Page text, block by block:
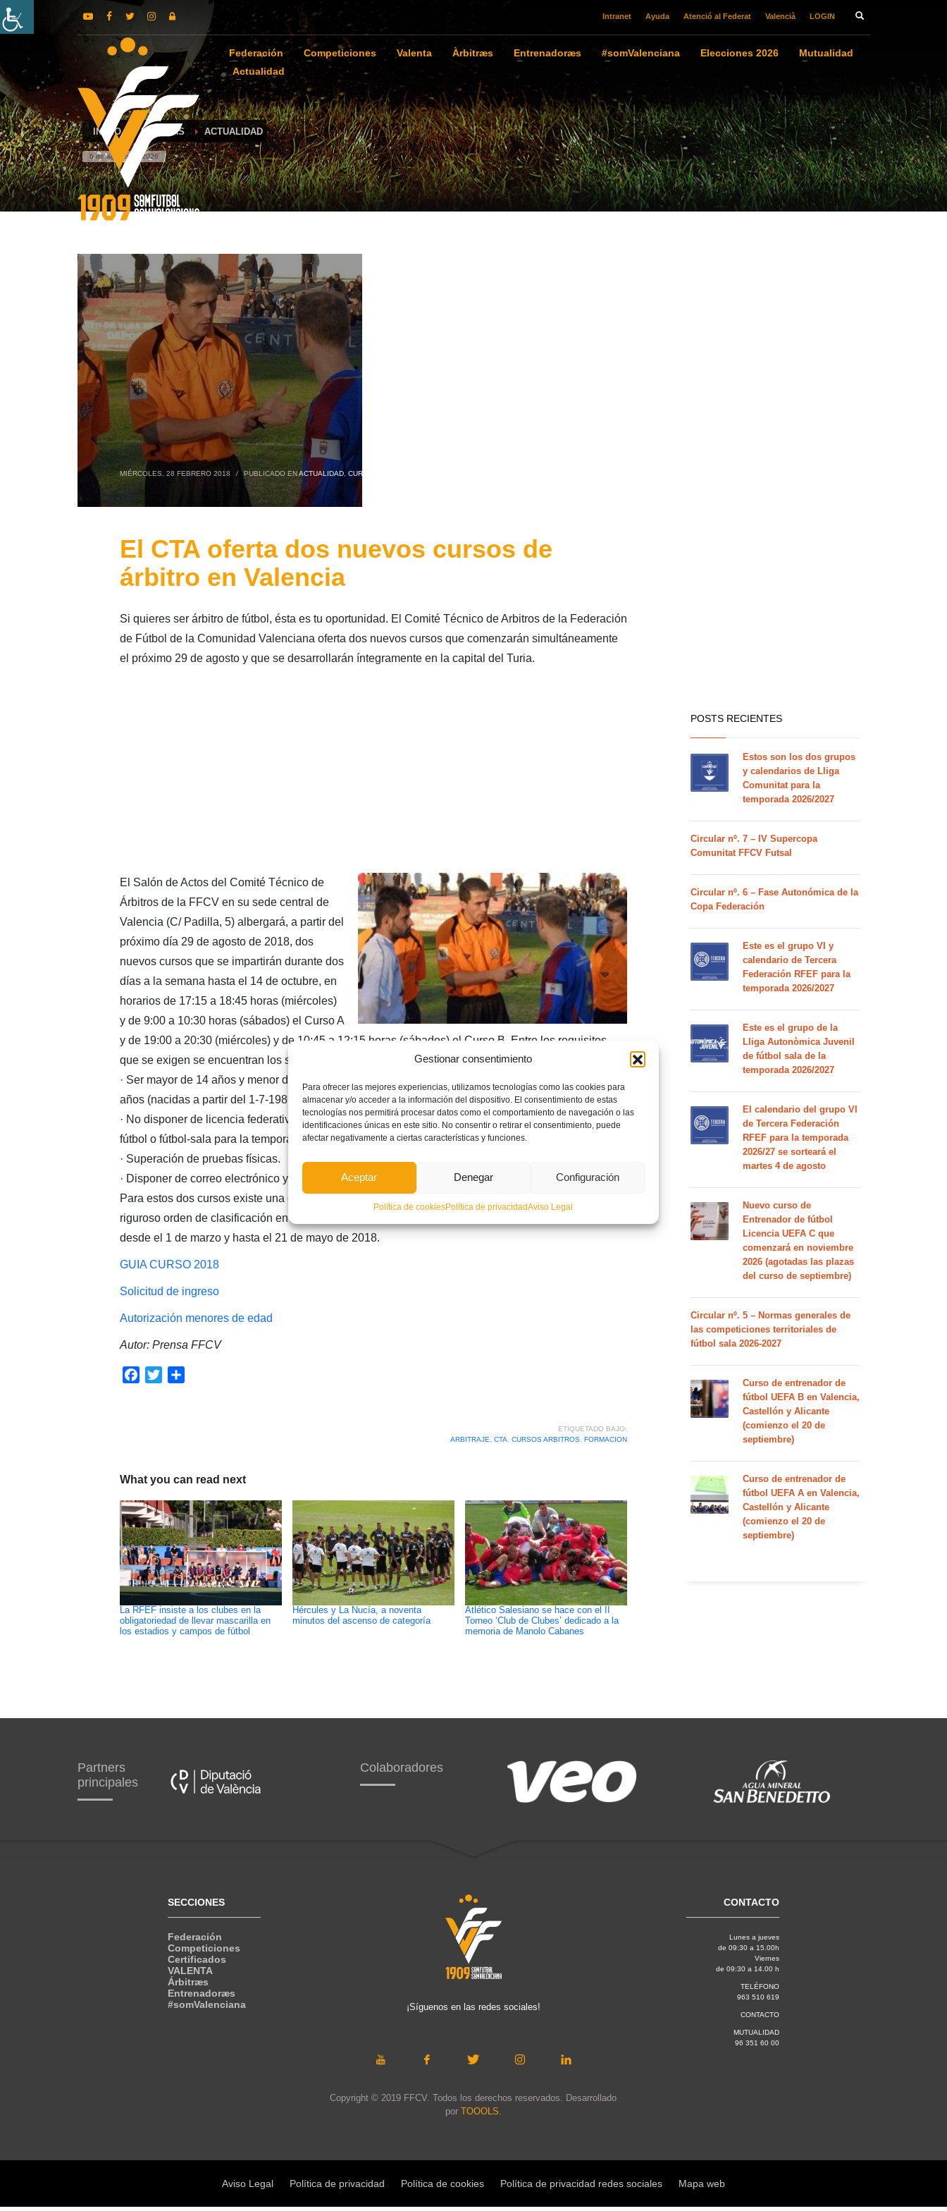
Gestionar consentimiento
Para ofrecer las mejores experiencias, utilizamos tecnologías como las cookies para
almacenar y/o acceder a la información del dispositivo. El consentimiento de estas
tecnologías nos permitirá procesar datos como el comportamiento de navegación o las
identificaciones únicas en este sitio. No consentir o retirar el consentimiento, puede
afectar negativamente a ciertas características y funciones.
Aceptar Denegar Configuración
Política de cookiesPolítica de privacidadAviso Legal
Intranet Ayuda Atenció al Federat Valencià LOGIN
Federación Competiciones Valenta Àrbitræs Entrenadoræs #somValenciana Elecciones 2026
Mutualidad
Actualidad
INICIO NOTICIAS ACTUALIDAD
6 de agosto de 2026
MIÉRCOLES, 28 FEBRERO 2018 / PUBLICADO ENACTUALIDAD, CURSOS
El CTA oferta dos nuevos cursos de
árbitro en Valencia
Si quieres ser árbitro de fútbol, ésta es tu oportunidad. El Comité Técnico de Arbitros de la Federación
de Fútbol de la Comunidad Valenciana oferta dos nuevos cursos que comenzarán simultáneamente
el próximo 29 de agosto y que se desarrollarán íntegramente en la capital del Turia.
El Salón de Actos del Comité Técnico de
Árbitros de la FFCV en su sede central de
Valencia (C/ Padilla, 5) albergará, a partir del
próximo día 29 de agosto de 2018, dos
nuevos cursos que se impartirán durante dos
días a la semana hasta el 14 de octubre, en
horarios de 17:15 a 18:45 horas (miércoles)
y de 9:00 a 10:30 horas (sábados) el Curso A
y de 19:00 a 20:30 (miércoles) y de 10:45 a 12:15 horas (sábados) el Curso B. Entre los requisitos
que se exigen se encuentran los siguientes:
· Ser mayor de 14 años y menor de 27 (nacidos a partir del 1-7-1991); para mujeres, ser menor de 29
años (nacidas a partir del 1-7-1989).
· No disponer de licencia federativa (jugador, monitor, entrenador, delegado, etc.) en ningún equipo de
fútbol o fútbol-sala para la temporada 2018-19.
· Superación de pruebas físicas.
· Disponer de correo electrónico y de acceso a internet.
Para estos dos cursos existe una oferta total de 100 plazas, 50 para cada curso, que se asignarán por
riguroso orden de clasificación en las pruebas físicas, siendo el plazo de presentación de solicitudes
desde el 1 de marzo y hasta el 21 de mayo de 2018.
GUIA CURSO 2018
Solicitud de ingreso
Autorización menores de edad
Autor: Prensa FFCV
Facebook
Twitter
ETIQUETADO BAJO:
ARBITRAJE
CTA CURSOS ARBITROS, FORMACION
What you can read next
La RFEF insiste a los clubes en la
obligatoriedad de llevar mascarilla en
los estadios y campos de fútbol
Hércules y La Nucía, a noventa
minutos del ascenso de categoría
Atlético Salesiano se hace con el II
Torneo ‘Club de Clubes’ dedicado a la
memoria de Manolo Cabanes
POSTS RECIENTES
Estos son los dos grupos
y calendarios de Lliga
Comunitat para la
temporada 2026/2027
Circular nº. 7 – IV Supercopa
Comunitat FFCV Futsal
Circular nº. 6 – Fase Autonómica de la
Copa Federación
Este es el grupo VI y
calendario de Tercera
Federación RFEF para la
temporada 2026/2027
Este es el grupo de la
Lliga Autonòmica Juvenil
de fútbol sala de la
temporada 2026/2027
El calendario del grupo VI
de Tercera Federación
RFEF para la temporada
2026/27 se sorteará el
martes 4 de agosto
Nuevo curso de
Entrenador de fútbol
Licencia UEFA C que
comenzará en noviembre
2026 (agotadas las plazas
del curso de septiembre)
Circular nº. 5 – Normas generales de
las competiciones territoriales de
fútbol sala 2026-2027
Curso de entrenador de
fútbol UEFA B en Valencia,
Castellón y Alicante
(comienzo el 20 de
septiembre)
Curso de entrenador de
fútbol UEFA A en Valencia,
Castellón y Alicante
(comienzo el 20 de
septiembre)
Partners
principales
Colaboradores
SECCIONES
Federación
Competiciones
Certificados
VALENTA
Árbitræs
Entrenadoræs
#somValenciana
¡Síguenos en las redes sociales!
Copyright © 2019 FFCV. Todos los derechos reservados. Desarrollado
por TOOOLS.
CONTACTO
Lunes a jueves
de 09:30 a 15.00h
Viernes
de 09:30 a 14.00 h
TELÉFONO
963 510 619
CONTACTO
MUTUALIDAD
96 351 60 00
Aviso Legal Política de privacidad Política de cookies Política de privacidad redes sociales Mapa web